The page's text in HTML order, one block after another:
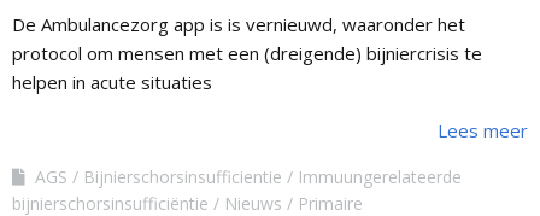
De Ambulancezorg app is is vernieuwd, waaronder het
protocol om mensen met een (dreigende) bijniercrisis te
helpen in acute situaties
Lees meer
AGS Bijnierschorsinsufficientie
Immuungerelateerde
bijnierschorsinsufficiëntie
Nieuws
Primaire